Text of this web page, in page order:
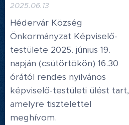
2025.06.13
Hédervár Község
Önkormányzat Képviselő-
testülete 2025. június 19.
napján (csütörtökön) 16.30
órától rendes nyilvános
képviselő-testületi ülést tart,
amelyre tisztelettel
meghívom.